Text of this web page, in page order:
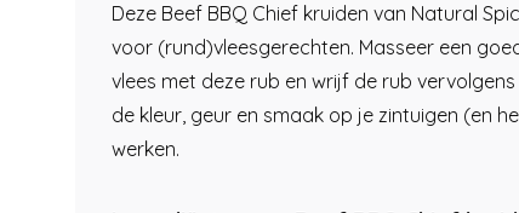
Deze Beef BBQ Chief kruiden van Natural
voor (rund)vleesgerechten. Masseer een
vlees met deze rub en wrijf de rub
de kleur, geur en smaak op je zintuigen (en
werken.